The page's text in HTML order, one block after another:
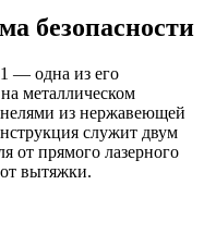
безопасности
— одна из его
металлическом
из нержавеющей
служит двум
от прямого лазерного
вытяжки.